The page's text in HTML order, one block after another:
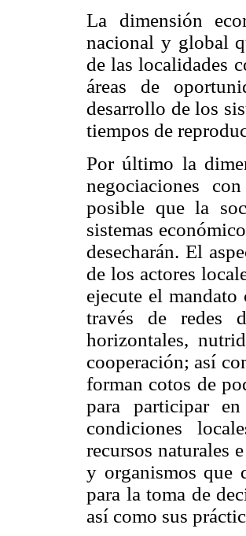
La dimensión
nacional y global
de las localidades
áreas de
desarrollo de los
tiempos de
Por último la
negociaciones
posible que la
sistemas
desecharán. El
de los actores
ejecute el
través de redes
horizontales,
cooperación; así
forman cotos de
para participar
condiciones
recursos naturales
y organismos que
para la toma de
así como sus